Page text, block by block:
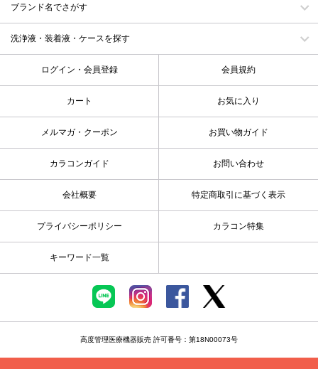
ブランド名でさがす
洗浄液・装着液・ケースを探す
ログイン・会員登録 会員規約
カート お気に入り
メルマガ・クーポン お買い物ガイド
カラコンガイド お問い合わせ
会社概要 特定商取引に基づく表示
プライバシーポリシー カラコン特集
キーワード一覧
高度管理医療機器販売 許可番号：第18N00073号